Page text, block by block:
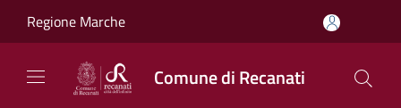
Regione Marche
Comune di Recanati